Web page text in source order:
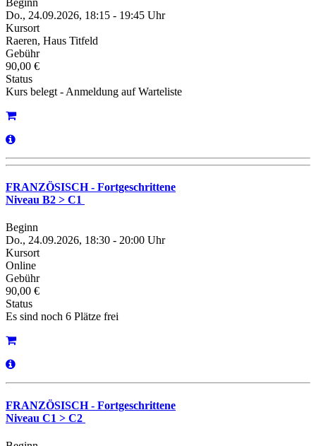
Do., 24.09.2026, 18:15 - 19:45 Uhr
Kursort
Raeren, Haus Titfeld
Gebühr
90,00 €
Status
Kurs belegt - Anmeldung auf Warteliste
FRANZÖSISCH - Fortgeschrittene
Niveau B2 > C1
Beginn
Do., 24.09.2026, 18:30 - 20:00 Uhr
Kursort
Online
Gebühr
90,00 €
Status
Es sind noch 6 Plätze frei
FRANZÖSISCH - Fortgeschrittene
Niveau C1 > C2